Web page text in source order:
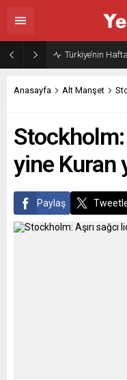
Türkiye’nin
Anasayfa Alt Manşet
Stockholm:
yine Kuran
Paylaş